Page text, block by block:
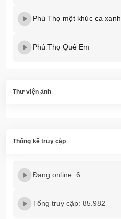
Phú Thọ một khúc ca xanh
Phú Thọ Quê Em
Thư viện ảnh
Thống kê truy cập
Đang online: 6
Tổng truy cập: 85.982